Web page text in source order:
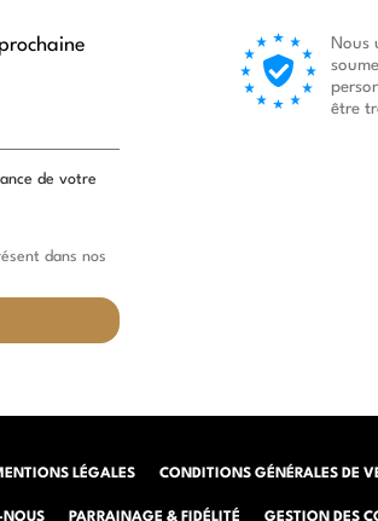
de votre
dans nos
Nous
être
LÉGALES CONDITIONS GÉNÉRALES DE
NOUS PARRAINAGE & FIDÉLITÉ GESTION DES